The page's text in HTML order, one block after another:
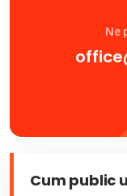
Ne
Cum public